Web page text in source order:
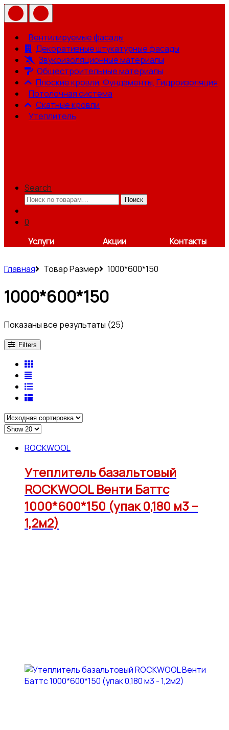
Вентилируемые фасады
Декоративные штукатурные фасады
Звукоизоляционные материалы
Общестроительные материалы
Плоские кровли, Фундаменты, Гидроизоляция
Потолочная система
Скатные кровли
Утеплитель
Search
Искать:
Поиск
0
Услуги
Акции Контакты
Главная Товар Размер 1000*600*150
1000*600*150
Показаны все результаты (25)
Filters
ROCKWOOL
Утеплитель базальтовый
ROCKWOOL Венти Баттс
1000*600*150 (упак 0,180 м3 –
1,2м2)